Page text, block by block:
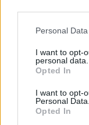
Personal
I want to opt-
personal data.
Opted In
I want to opt-
Personal Data.
Opted In